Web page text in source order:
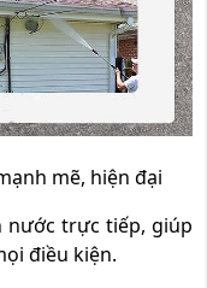
mẽ, hiện đại
nước trực tiếp, giúp
điều kiện.